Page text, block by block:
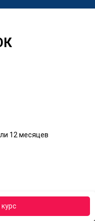
12 месяцев
- 13%
как получить